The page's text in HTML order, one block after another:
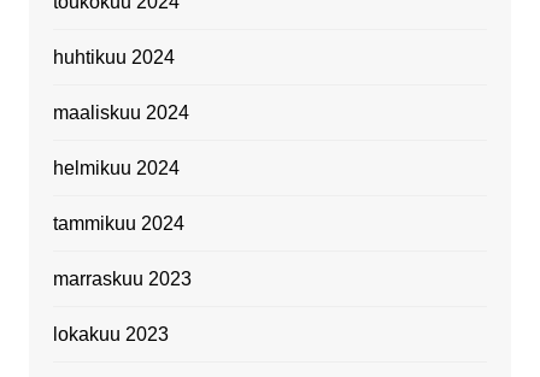
huhtikuu 2024
maaliskuu 2024
helmikuu 2024
tammikuu 2024
marraskuu 2023
lokakuu 2023